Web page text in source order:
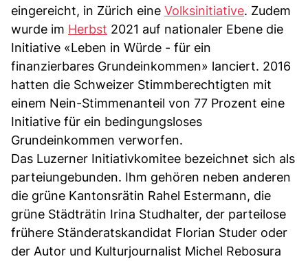
eingereicht, in Zürich eine Volksinitiative. Zudem
wurde im Herbst 2021 auf nationaler Ebene die
Initiative «Leben in Würde - für ein
finanzierbares Grundeinkommen» lanciert. 2016
hatten die Schweizer Stimmberechtigten mit
einem Nein-Stimmenanteil von 77 Prozent eine
Initiative für ein bedingungsloses
Grundeinkommen verworfen.
Das Luzerner Initiativkomitee bezeichnet sich als
parteiungebunden. Ihm gehören neben anderen
die grüne Kantonsrätin Rahel Estermann, die
grüne Städträtin Irina Studhalter, der parteilose
frühere Ständeratskandidat Florian Studer oder
der Autor und Kulturjournalist Michel Rebosura